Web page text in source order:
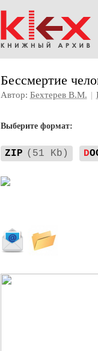
Бессмертие
Автор: Бехтерев В.М. |
Выберите формат:
ZIP (51 Kb) D